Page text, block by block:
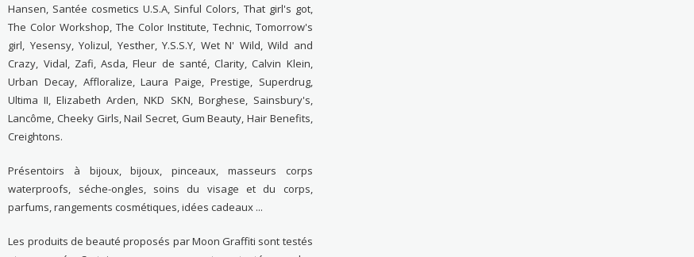
Hansen, Santée cosmetics U.S.A, Sinful Colors, That girl's got,
The Color Workshop, The Color Institute, Technic, Tomorrow's
girl, Yesensy, Yolizul, Yesther, Y.S.S.Y, Wet N' Wild, Wild and
Crazy, Vidal, Zafi, Asda, Fleur de santé, Clarity, Calvin Klein,
Urban Decay, Affloralize, Laura Paige, Prestige, Superdrug,
Ultima II, Elizabeth Arden, NKD SKN, Borghese, Sainsbury's,
Lancôme, Cheeky Girls, Nail Secret, Gum Beauty, Hair Benefits,
Creightons.
Présentoirs à bijoux, bijoux, pinceaux, masseurs corps
waterproofs, séche-ongles, soins du visage et du corps,
parfums, rangements cosmétiques, idées cadeaux ...
Les produits de beauté proposés par Moon Graffiti sont testés